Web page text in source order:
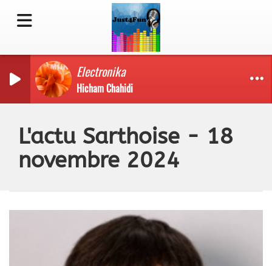
Electronika
Hicham Chahidi
L'actu Sarthoise - 18
novembre 2024